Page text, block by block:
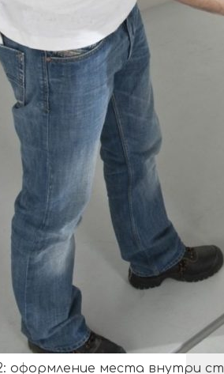
оформление места внутри